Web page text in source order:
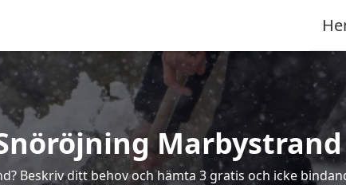
Marbystrand
Beskriv ditt behov och hämta 3 gratis och icke